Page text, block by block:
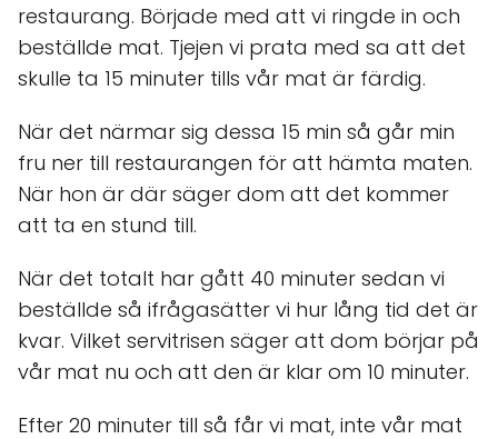
restaurang. Började med att vi ringde in och
beställde mat. Tjejen vi prata med sa att det
skulle ta 15 minuter tills vår mat är färdig.
När det närmar sig dessa 15 min så går min
fru ner till restaurangen för att hämta maten.
När hon är där säger dom att det kommer
att ta en stund till.
När det totalt har gått 40 minuter sedan vi
beställde så ifrågasätter vi hur lång tid det är
kvar. Vilket servitrisen säger att dom börjar på
vår mat nu och att den är klar om 10 minuter.
Efter 20 minuter till så får vi mat, inte vår mat